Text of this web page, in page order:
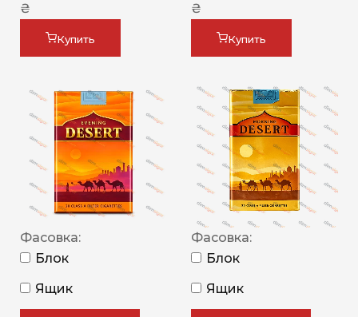
₴
Купить
₴
Купить
Фасовка:
Блок
Ящик
Фасовка:
Блок
Ящик